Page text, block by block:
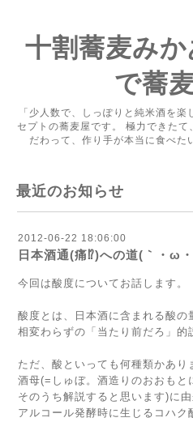
十割蕎麦み
で蕎
「少人数で、しっぽりと純米酒を
セプトの蕎麦屋です。 極力できたて
だわって、作り手が本当に食べた
最近のお知らせ
2012-06-22 18:06:00
日本酒通(痛⁉)への道(｀・ω
今回は酸度についてお話します。
酸度とは、日本酒に含まれる酸の
相変わらずの「当たり前だろ」的
ただ、酸といっても何種類かあり
酒母(=しゅぼ。酒造りのおおもと
そのうち解説すると思います)に由
アルコール発酵時に生じるコハク